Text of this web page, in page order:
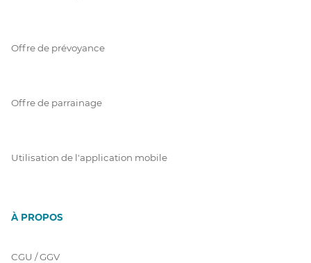
Offre de prévoyance
Offre de parrainage
Utilisation de l'application mobile
À PROPOS
CGU / GGV